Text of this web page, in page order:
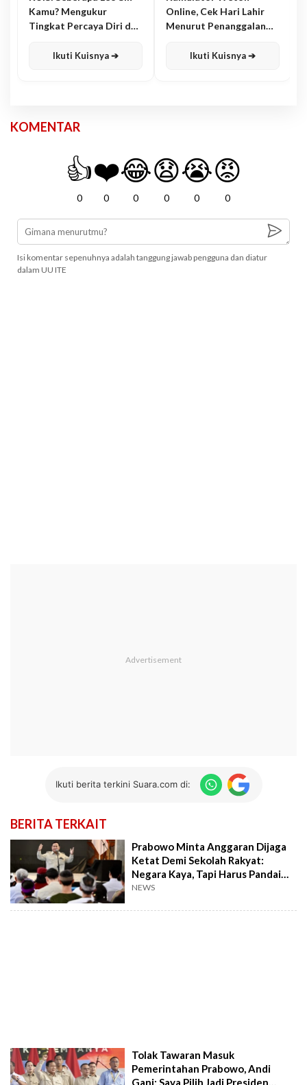
Kamu? Mengukur
Tingkat Percaya Diri dan
Ikuti Kuisnya ➔
Online, Cek Hari Lahir
Menurut Penanggalan
Ikuti Kuisnya ➔
KOMENTAR
👍
0
❤️
0
😂
0
😧
0
😭
0
😡
0
Isi komentar sepenuhnya adalah tanggung jawab pengguna dan diatur
dalam UU ITE
Ikuti berita terkini Suara.com di:
BERITA TERKAIT
Prabowo Minta Anggaran Dijaga
Ketat Demi Sekolah Rakyat:
Negara Kaya, Tapi Harus Pandai
Mengelola
NEWS
Tolak Tawaran Masuk
Pemerintahan Prabowo, Andi
Gani: Saya Pilih Jadi Presiden